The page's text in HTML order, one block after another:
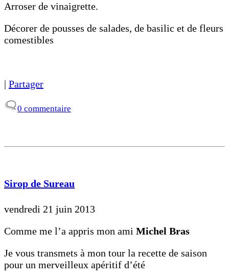
Arroser de vinaigrette.
Décorer de pousses de salades, de basilic et de fleurs
comestibles
| Partager
0 commentaire
Sirop de Sureau
vendredi 21 juin 2013
Comme me l’a appris mon ami Michel Bras
Je vous transmets à mon tour la recette de saison
pour un merveilleux apéritif d’été